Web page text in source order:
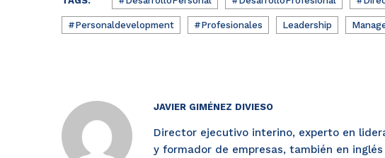
#Personaldevelopment #Profesionales Leadership
JAVIER GIMÉNEZ DIVIESO
Director ejecutivo interino, experto en
y formador de empresas, también en